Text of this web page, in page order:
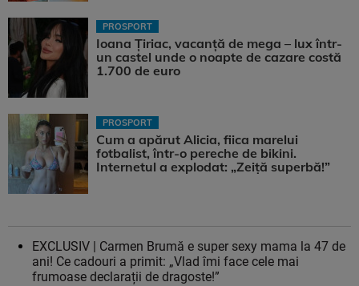
PROSPORT
Ioana Țiriac, vacanță de mega – lux într-
un castel unde o noapte de cazare costă
1.700 de euro
PROSPORT
Cum a apărut Alicia, fiica marelui
fotbalist, într-o pereche de bikini.
Internetul a explodat: „Zeiță superbă!”
EXCLUSIV | Carmen Brumă e super sexy mama la 47 de
ani! Ce cadouri a primit: „Vlad îmi face cele mai
frumoase declarații de dragoste!”